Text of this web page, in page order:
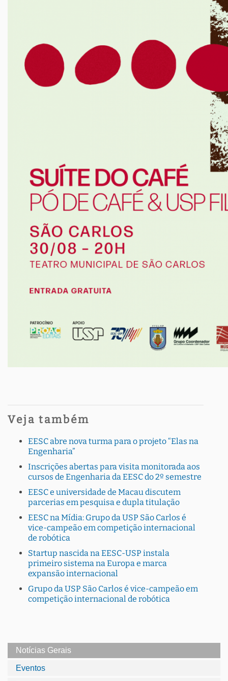
Veja também
EESC abre nova turma para o projeto “Elas na
Engenharia”
Inscrições abertas para visita monitorada aos
cursos de Engenharia da EESC do 2º semestre
EESC e universidade de Macau discutem
parcerias em pesquisa e dupla titulação
EESC na Mídia: Grupo da USP São Carlos é
vice-campeão em competição internacional
de robótica
Startup nascida na EESC-USP instala
primeiro sistema na Europa e marca
expansão internacional
Grupo da USP São Carlos é vice-campeão em
competição internacional de robótica
Notícias Gerais
Eventos